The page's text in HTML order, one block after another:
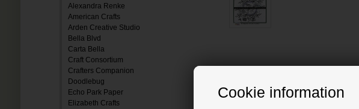
Cookie information
Alexandra Renke
American Crafts
Arden Creative Studio
Bella Blvd
Carta Bella
Craft Consortium
Crafters Companion
Doodlebug
Echo Park Paper
Elizabeth Crafts